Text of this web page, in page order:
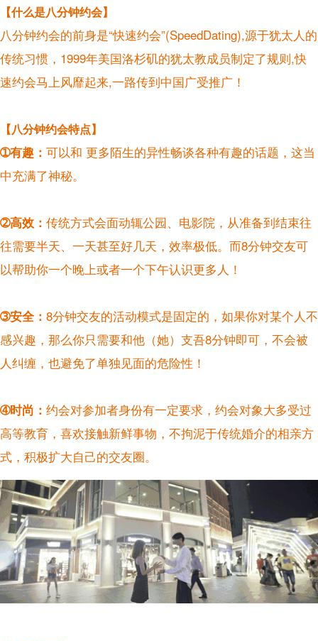
【什么是八分钟约会】
八分钟约会的前身是“快速约会”(SpeedDating),源于犹太人的
传统习惯，1999年美国洛杉矶的犹太教成员制定了规则,快
速约会马上风靡起来,一路传到中国广受推广！
【八分钟约会特点】
➀有趣： 可以和 更多陌生的异性畅谈各种有趣的话题，这当
中充满了神秘。
➁高效： 传统方式会面动辄公园、电影院，从准备到结束往
往需要半天、一天甚至好几天，效率极低。而8分钟交友可
以帮助你一个晚上或者一个下午认识更多人！
➂安全： 8分钟交友的活动模式是固定的，如果你对某个人不
感兴趣，那么你只需要和他（她）支吾8分钟即可，不会被
人纠缠，也避免了单独见面的危险性！
➃时尚： 约会对参加者身份有一定要求，约会对象大多受过
高等教育，喜欢接触新鲜事物，不拘泥于传统婚介的相亲方
式，积极扩大自己的交友圈。